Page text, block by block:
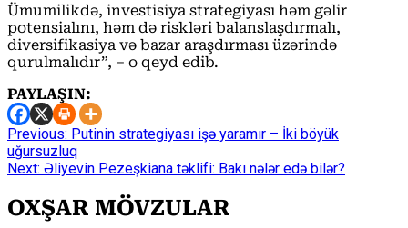
Ümumilikdə, investisiya strategiyası həm gəlir
potensialını, həm də riskləri balanslaşdırmalı,
diversifikasiya və bazar araşdırması üzərində
qurulmalıdır”, – o qeyd edib.
PAYLAŞIN:
Continue
Reading
Previous: Putinin strategiyası işə yaramır – İki böyük
uğursuzluq
Next: Əliyevin Pezeşkiana təklifi: Bakı nələr edə bilər?
OXŞAR MÖVZULAR